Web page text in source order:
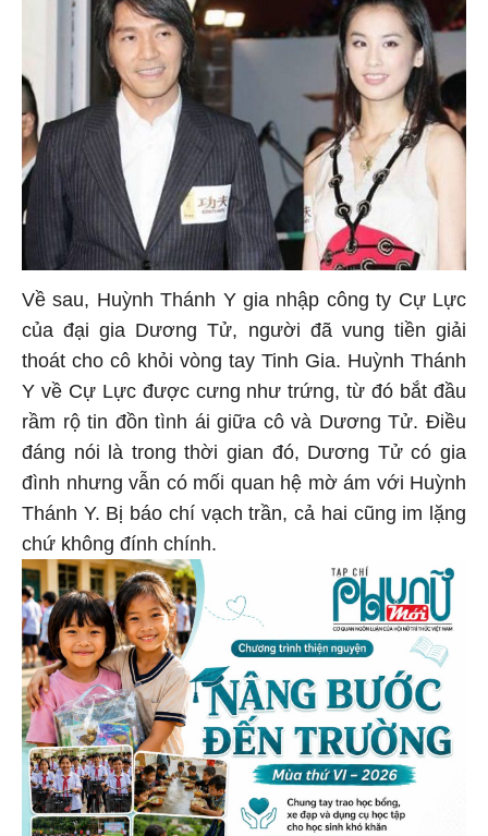
Về sau, Huỳnh Thánh Y gia nhập công ty Cự Lực
của đại gia Dương Tử, người đã vung tiền giải
thoát cho cô khỏi vòng tay Tinh Gia. Huỳnh Thánh
Y về Cự Lực được cưng như trứng, từ đó bắt đầu
rầm rộ tin đồn tình ái giữa cô và Dương Tử. Điều
đáng nói là trong thời gian đó, Dương Tử có gia
đình nhưng vẫn có mối quan hệ mờ ám với Huỳnh
Thánh Y. Bị báo chí vạch trần, cả hai cũng im lặng
chứ không đính chính.